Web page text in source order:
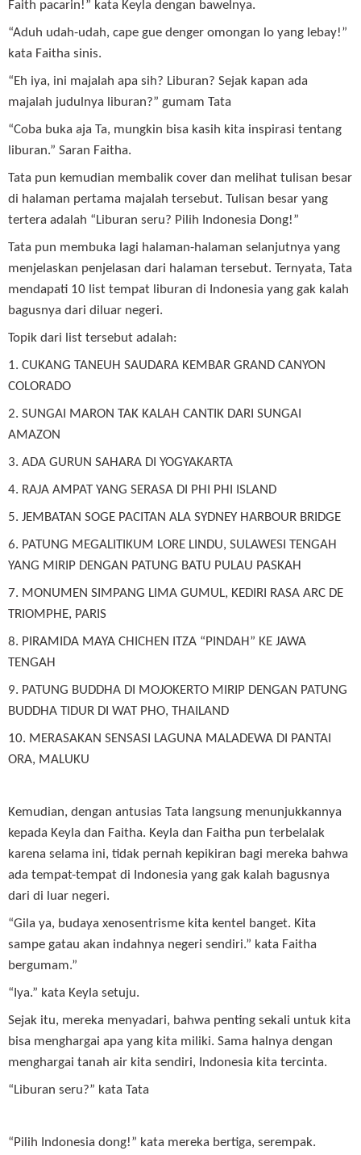
Faith pacarin!” kata Keyla dengan bawelnya.
“Aduh udah-udah, cape gue denger omongan lo yang lebay!”
kata Faitha sinis.
“Eh iya, ini majalah apa sih? Liburan? Sejak kapan ada
majalah judulnya liburan?” gumam Tata
“Coba buka aja Ta, mungkin bisa kasih kita inspirasi tentang
liburan.” Saran Faitha.
Tata pun kemudian membalik cover dan melihat tulisan besar
di halaman pertama majalah tersebut. Tulisan besar yang
tertera adalah “Liburan seru? Pilih Indonesia Dong!”
Tata pun membuka lagi halaman-halaman selanjutnya yang
menjelaskan penjelasan dari halaman tersebut. Ternyata, Tata
mendapati 10 list tempat liburan di Indonesia yang gak kalah
bagusnya dari diluar negeri.
Topik dari list tersebut adalah:
1. CUKANG TANEUH SAUDARA KEMBAR GRAND CANYON
COLORADO
2. SUNGAI MARON TAK KALAH CANTIK DARI SUNGAI
AMAZON
3. ADA GURUN SAHARA DI YOGYAKARTA
4. RAJA AMPAT YANG SERASA DI PHI PHI ISLAND
5. JEMBATAN SOGE PACITAN ALA SYDNEY HARBOUR BRIDGE
6. PATUNG MEGALITIKUM LORE LINDU, SULAWESI TENGAH
YANG MIRIP DENGAN PATUNG BATU PULAU PASKAH
7. MONUMEN SIMPANG LIMA GUMUL, KEDIRI RASA ARC DE
TRIOMPHE, PARIS
8. PIRAMIDA MAYA CHICHEN ITZA “PINDAH” KE JAWA
TENGAH
9. PATUNG BUDDHA DI MOJOKERTO MIRIP DENGAN PATUNG
BUDDHA TIDUR DI WAT PHO, THAILAND
10. MERASAKAN SENSASI LAGUNA MALADEWA DI PANTAI
ORA, MALUKU
Kemudian, dengan antusias Tata langsung menunjukkannya
kepada Keyla dan Faitha. Keyla dan Faitha pun terbelalak
karena selama ini, tidak pernah kepikiran bagi mereka bahwa
ada tempat-tempat di Indonesia yang gak kalah bagusnya
dari di luar negeri.
“Gila ya, budaya xenosentrisme kita kentel banget. Kita
sampe gatau akan indahnya negeri sendiri.” kata Faitha
bergumam.”
“Iya.” kata Keyla setuju.
Sejak itu, mereka menyadari, bahwa penting sekali untuk kita
bisa menghargai apa yang kita miliki. Sama halnya dengan
menghargai tanah air kita sendiri, Indonesia kita tercinta.
“Liburan seru?” kata Tata
“Pilih Indonesia dong!” kata mereka bertiga, serempak.